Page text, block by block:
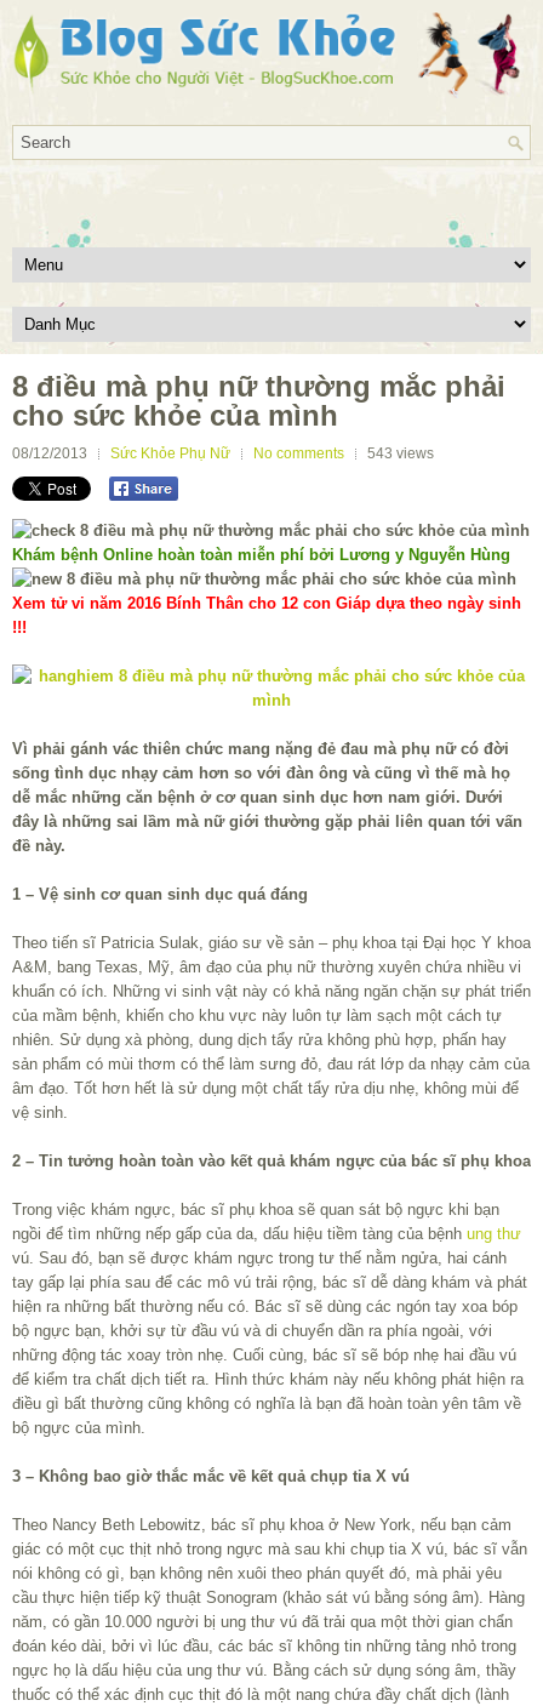
8 điều mà phụ nữ thường mắc phải
cho sức khỏe của mình
08/12/2013 Sức Khỏe Phụ Nữ No comments 543 views
Khám bệnh Online hoàn toàn miễn phí bởi Lương y Nguyễn Hùng
Xem tử vi năm 2016 Bính Thân cho 12 con Giáp dựa theo ngày sinh
!!!
Vì phải gánh vác thiên chức mang nặng đẻ đau mà phụ nữ có đời
sống tình dục nhạy cảm hơn so với đàn ông và cũng vì thế mà họ
dễ mắc những căn bệnh ở cơ quan sinh dục hơn nam giới. Dưới
đây là những sai lầm mà nữ giới thường gặp phải liên quan tới vấn
đề này.
1 – Vệ sinh cơ quan sinh dục quá đáng
Theo tiến sĩ Patricia Sulak, giáo sư về sản – phụ khoa tại Đại học Y khoa
A&M, bang Texas, Mỹ, âm đạo của phụ nữ thường xuyên chứa nhiều vi
khuẩn có ích. Những vi sinh vật này có khả năng ngăn chặn sự phát triển
của mầm bệnh, khiến cho khu vực này luôn tự làm sạch một cách tự
nhiên. Sử dụng xà phòng, dung dịch tẩy rửa không phù hợp, phấn hay
sản phẩm có mùi thơm có thể làm sưng đỏ, đau rát lớp da nhạy cảm của
âm đạo. Tốt hơn hết là sử dụng một chất tẩy rửa dịu nhẹ, không mùi để
vệ sinh.
2 – Tin tưởng hoàn toàn vào kết quả khám ngực của bác sĩ phụ khoa
Trong việc khám ngực, bác sĩ phụ khoa sẽ quan sát bộ ngực khi bạn
ngồi để tìm những nếp gấp của da, dấu hiệu tiềm tàng của bệnh ung thư
vú. Sau đó, bạn sẽ được khám ngực trong tư thế nằm ngửa, hai cánh
tay gấp lại phía sau để các mô vú trải rộng, bác sĩ dễ dàng khám và phát
hiện ra những bất thường nếu có. Bác sĩ sẽ dùng các ngón tay xoa bóp
bộ ngực bạn, khởi sự từ đầu vú và di chuyển dần ra phía ngoài, với
những động tác xoay tròn nhẹ. Cuối cùng, bác sĩ sẽ bóp nhẹ hai đầu vú
để kiểm tra chất dịch tiết ra. Hình thức khám này nếu không phát hiện ra
điều gì bất thường cũng không có nghĩa là bạn đã hoàn toàn yên tâm về
bộ ngực của mình.
3 – Không bao giờ thắc mắc về kết quả chụp tia X vú
Theo Nancy Beth Lebowitz, bác sĩ phụ khoa ở New York, nếu bạn cảm
giác có một cục thịt nhỏ trong ngực mà sau khi chụp tia X vú, bác sĩ vẫn
nói không có gì, bạn không nên xuôi theo phán quyết đó, mà phải yêu
cầu thực hiện tiếp kỹ thuật Sonogram (khảo sát vú bằng sóng âm). Hàng
năm, có gần 10.000 người bị ung thư vú đã trải qua một thời gian chẩn
đoán kéo dài, bởi vì lúc đầu, các bác sĩ không tin những tảng nhỏ trong
ngực họ là dấu hiệu của ung thư vú. Bằng cách sử dụng sóng âm, thầy
thuốc có thể xác định cục thịt đó là một nang chứa đầy chất dịch (lành